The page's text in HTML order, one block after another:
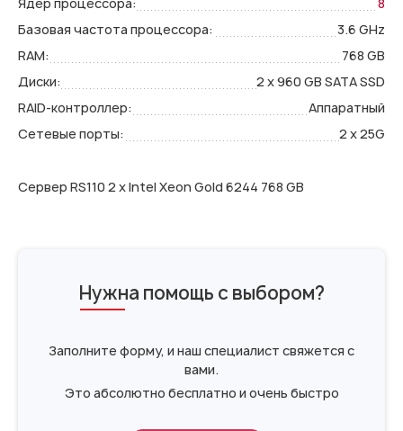
Базовая частота процессора:
3.6 GHz
RAM:
768 GB
Диски:
2 x 960 GB SATA SSD
RAID-контроллер:
Аппаратный
Сетевые порты:
2 x 25G
Сервер RS110 2 x Intel Xeon Gold 6244 768 GB
Нужна помощь с выбором?
Заполните форму, и наш специалист свяжется с
вами.
Это абсолютно бесплатно и очень быстро